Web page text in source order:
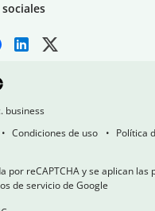
business
Condiciones de uso
Política
por reCAPTCHA y se aplican las
de servicio de Google